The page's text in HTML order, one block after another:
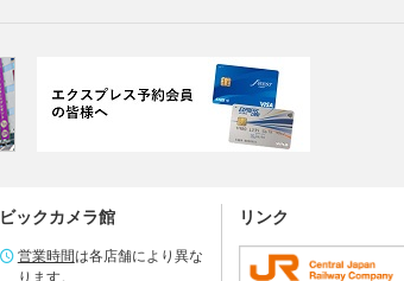
ビックカメラ館
営業時間は各店舗により異な
ります。
リンク